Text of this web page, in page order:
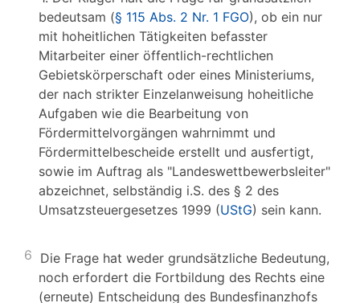
bedeutsam (§ 115 Abs. 2 Nr. 1 FGO), ob ein nur
mit hoheitlichen Tätigkeiten befasster
Mitarbeiter einer öffentlich-rechtlichen
Gebietskörperschaft oder eines Ministeriums,
der nach strikter Einzelanweisung hoheitliche
Aufgaben wie die Bearbeitung von
Fördermittelvorgängen wahrnimmt und
Fördermittelbescheide erstellt und ausfertigt,
sowie im Auftrag als "Landeswettbewerbsleiter"
abzeichnet, selbständig i.S. des § 2 des
Umsatzsteuergesetzes 1999 (UStG) sein kann.
6 Die Frage hat weder grundsätzliche Bedeutung,
noch erfordert die Fortbildung des Rechts eine
(erneute) Entscheidung des Bundesfinanzhofs